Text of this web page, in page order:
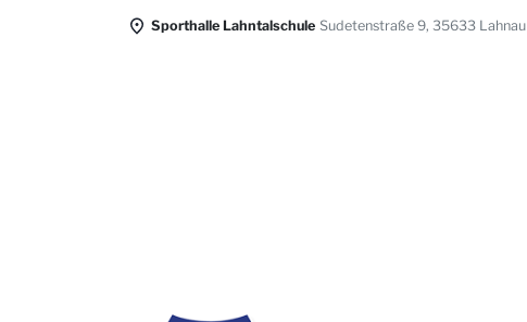
Sporthalle Lahntalschule Sudetenstraße 9, 35633 Lahnau